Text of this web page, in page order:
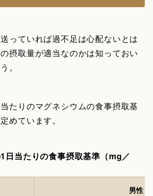
っていれば過不足は心配ないとは
摂取量が適当なのかは知っておい
。
たりのマグネシウムの食事摂取基
めています。
1日当たりの食事摂取基準（mg／
男性